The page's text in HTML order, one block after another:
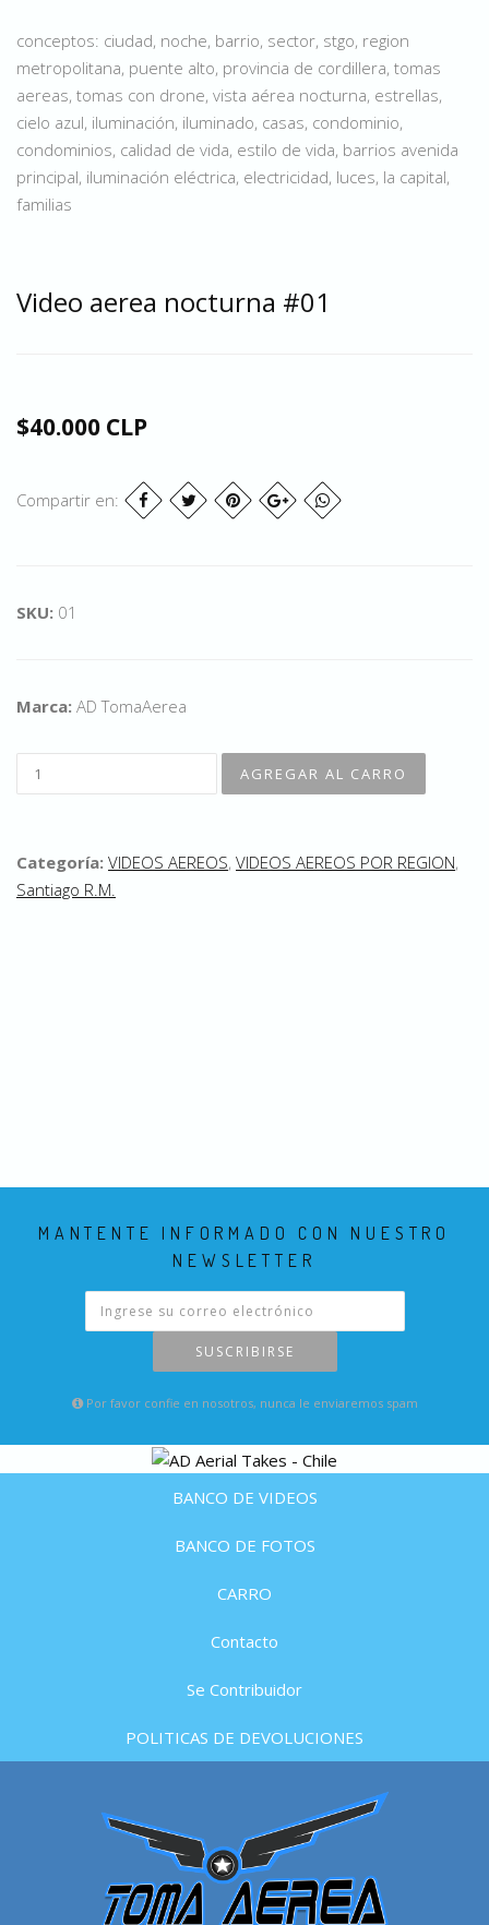
conceptos: ciudad, noche, barrio, sector, stgo, region
metropolitana, puente alto, provincia de cordillera, tomas
aereas, tomas con drone, vista aérea nocturna, estrellas,
cielo azul, iluminación, iluminado, casas, condominio,
condominios, calidad de vida, estilo de vida, barrios avenida
principal, iluminación eléctrica, electricidad, luces, la capital,
familias
Video aerea nocturna #01
$40.000 CLP
Compartir en:
SKU: 01
Marca: AD TomaAerea
Categoría: VIDEOS AEREOS, VIDEOS AEREOS POR REGION,
Santiago R.M.
MANTENTE INFORMADO CON NUESTRO
NEWSLETTER
SUSCRIBIRSE
Por favor confie en nosotros, nunca le enviaremos spam
BANCO DE VIDEOS
BANCO DE FOTOS
CARRO
Contacto
Se Contribuidor
POLITICAS DE DEVOLUCIONES